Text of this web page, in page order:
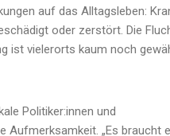
auf das Alltagsleben:
oder zerstört. Die
ist vielerorts kaum noch
Politiker:innen und
„Es braucht